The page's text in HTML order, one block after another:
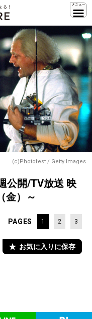
(c)Photofest / Getty Images
公開/TV放送 映
金）～
PAGES 1 2 3
お気に入りに保存